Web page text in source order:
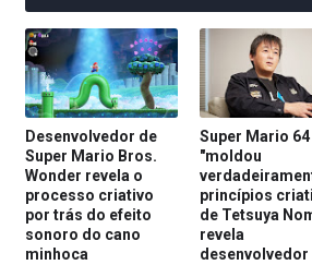
Desenvolvedor de
Super Mario Bros.
Wonder revela o
processo criativo
por trás do efeito
sonoro do cano
minhoca
Super Mario 64
"moldou
princípios
de Tetsuya
revela
desenvolvedor